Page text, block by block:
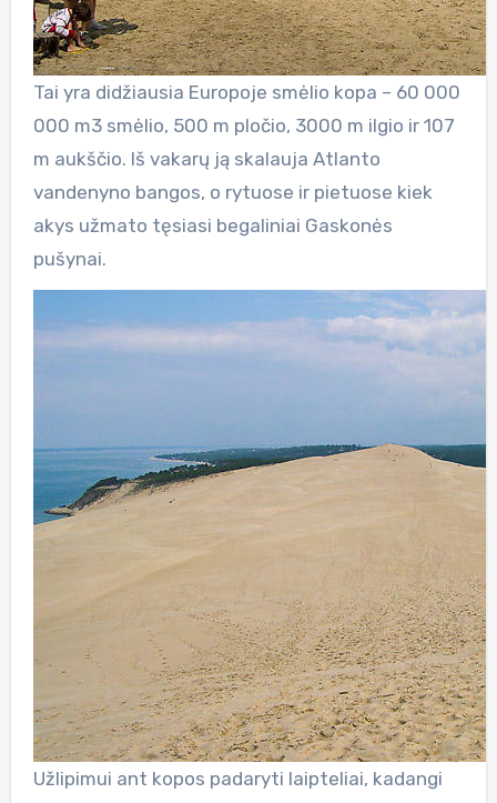
Tai yra didžiausia Europoje smėlio kopa – 60 000
000 m3 smėlio, 500 m pločio, 3000 m ilgio ir 107
m aukščio. Iš vakarų ją skalauja Atlanto
vandenyno bangos, o rytuose ir pietuose kiek
akys užmato tęsiasi begaliniai Gaskonės
pušynai.
Užlipimui ant kopos padaryti laipteliai, kadangi